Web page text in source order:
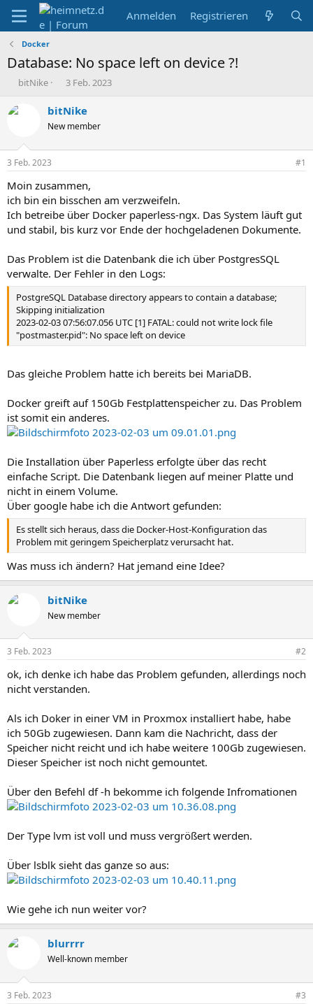
Anmelden Registrieren
Docker
Database: No space left on device ?!
E
s
l
e
r
bitNike
E
s
e
t
a
m
3 Feb. 2023
bitNike
New member
3 Feb. 2023 #1
Moin zusammen,
ich bin ein bisschen am verzweifeln.
Ich betreibe über Docker paperless-ngx. Das System läuft gut
und stabil, bis kurz vor Ende der hochgeladenen Dokumente.
Das Problem ist die Datenbank die ich über PostgresSQL
verwalte. Der Fehler in den Logs:
PostgreSQL Database directory appears to contain a database;
Skipping initialization
2023-02-03 07:56:07.056 UTC [1] FATAL: could not write lock file
"postmaster.pid": No space left on device
Das gleiche Problem hatte ich bereits bei MariaDB.
Docker greift auf 150Gb Festplattenspeicher zu. Das Problem
ist somit ein anderes.
Die Installation über Paperless erfolgte über das recht
einfache Script. Die Datenbank liegen auf meiner Platte und
nicht in einem Volume.
Über google habe ich die Antwort gefunden:
Es stellt sich heraus, dass die Docker-Host-Konfiguration das
Problem mit geringem Speicherplatz verursacht hat.
Was muss ich ändern? Hat jemand eine Idee?
bitNike
New member
3 Feb. 2023 #2
ok, ich denke ich habe das Problem gefunden, allerdings noch
nicht verstanden.
Als ich Doker in einer VM in Proxmox installiert habe, habe
ich 50Gb zugewiesen. Dann kam die Nachricht, dass der
Speicher nicht reicht und ich habe weitere 100Gb zugewiesen.
Dieser Speicher ist noch nicht gemountet.
Über den Befehl df -h bekomme ich folgende Infromationen
Der Type lvm ist voll und muss vergrößert werden.
Über lsblk sieht das ganze so aus:
Wie gehe ich nun weiter vor?
blurrrr
Well-known member
3 Feb. 2023 #3